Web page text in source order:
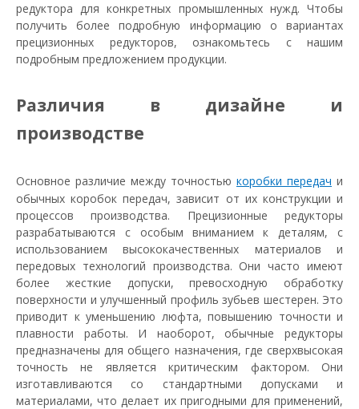
редуктора для конкретных промышленных нужд. Чтобы
получить более подробную информацию о вариантах
прецизионных редукторов, ознакомьтесь с нашим
подробным предложением продукции.
Различия в дизайне и
производстве
Основное различие между точностью коробки передач и
обычных коробок передач, зависит от их конструкции и
процессов производства. Прецизионные редукторы
разрабатываются с особым вниманием к деталям, с
использованием высококачественных материалов и
передовых технологий производства. Они часто имеют
более жесткие допуски, превосходную обработку
поверхности и улучшенный профиль зубьев шестерен. Это
приводит к уменьшению люфта, повышению точности и
плавности работы. И наоборот, обычные редукторы
предназначены для общего назначения, где сверхвысокая
точность не является критическим фактором. Они
изготавливаются со стандартными допусками и
материалами, что делает их пригодными для применений,